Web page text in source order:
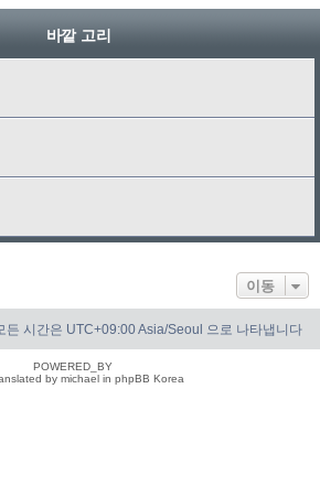
바깥 고리
이동
든 시간은 UTC+09:00 Asia/Seoul 으로 나타냅니다
POWERED_BY
by michael in phpBB Korea